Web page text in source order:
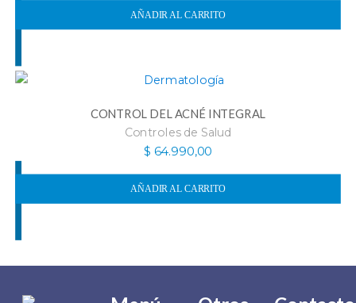
AÑADIR AL CARRITO
CONTROL DEL ACNÉ INTEGRAL
Controles de Salud
$ 64.990,00
AÑADIR AL CARRITO